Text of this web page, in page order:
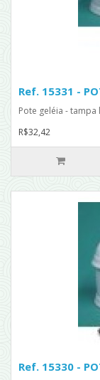
Ref. 15331 -
Pote geléia - tampa
R$32,42
Ref. 15330 -